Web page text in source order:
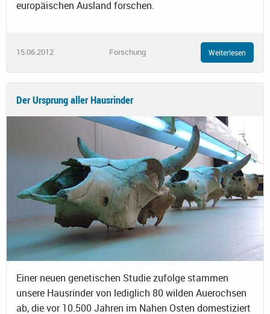
europäischen Ausland forschen.
15.06.2012 Forschung Weiterlesen
Der Ursprung aller Hausrinder
Einer neuen genetischen Studie zufolge stammen
unsere Hausrinder von lediglich 80 wilden Auerochsen
ab, die vor 10.500 Jahren im Nahen Osten domestiziert